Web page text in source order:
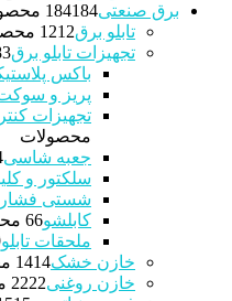
برق صنعتی
184184 محصولات
تابلو برق
1212 محصولات
تجهیزات تابلو برق83
باکس
پریز و
تجهیزات
محصولات
جعبه شاسی4
سلکتور و
شستی
کابلشو 66 محصولات
ملحقات تابلو9
خازن خشک
1414 محصولات
خازن روغنی
2222 محصولات